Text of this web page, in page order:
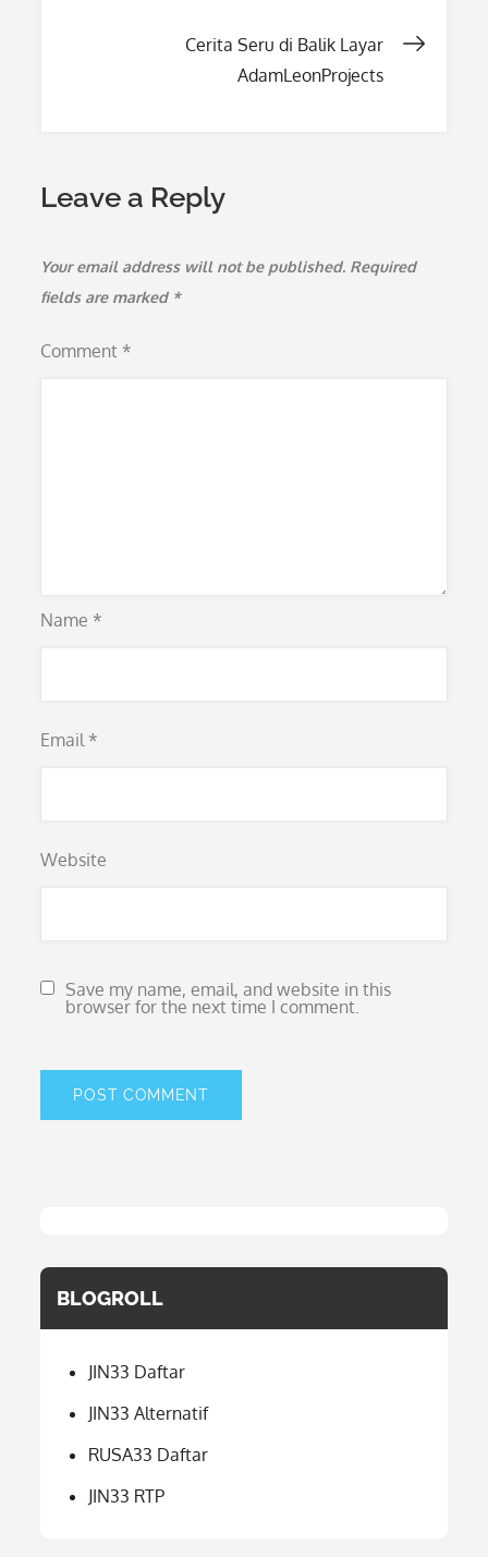
Cerita Seru di Balik Layar
AdamLeonProjects
Leave a Reply
Your email address will not be published. Required
fields are marked *
Comment *
Name *
Email *
Website
Save my name, email, and website in this
browser for the next time I comment.
BLOGROLL
JIN33 Daftar
JIN33 Alternatif
RUSA33 Daftar
JIN33 RTP